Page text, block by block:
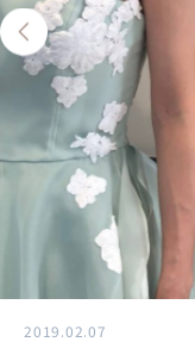
2019.02.07